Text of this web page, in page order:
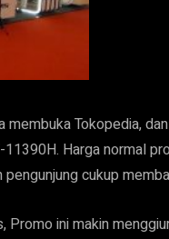
Tokopedia,
Harga normal
cukup
ini makin